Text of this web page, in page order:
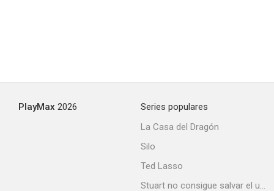
PlayMax 2026
Series populares
La Casa del Dragón
Silo
Ted Lasso
Stuart no consigue salvar el universo